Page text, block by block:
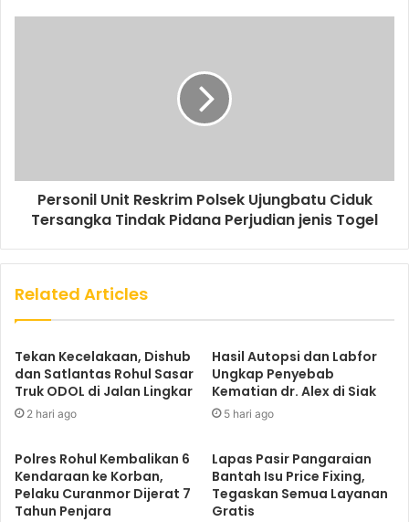
Personil Unit Reskrim Polsek Ujungbatu Ciduk
Tersangka Tindak Pidana Perjudian jenis Togel
Related Articles
Tekan Kecelakaan, Dishub
dan Satlantas Rohul Sasar
Truk ODOL di Jalan Lingkar
2 hari ago
Hasil Autopsi dan Labfor
Ungkap Penyebab
Kematian dr. Alex di Siak
5 hari ago
Polres Rohul Kembalikan 6
Kendaraan ke Korban,
Pelaku Curanmor Dijerat 7
Tahun Penjara
Lapas Pasir Pangaraian
Bantah Isu Price Fixing,
Tegaskan Semua Layanan
Gratis